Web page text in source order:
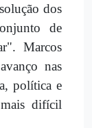
dos
de
Marcos
nas
política e
difícil